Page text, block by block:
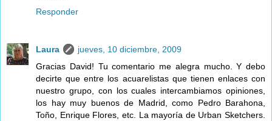
Responder
Laura
jueves, 10 diciembre, 2009
Gracias David! Tu comentario me alegra mucho. Y debo
decirte que entre los acuarelistas que tienen enlaces con
nuestro grupo, con los cuales intercambiamos opiniones,
los hay muy buenos de Madrid, como Pedro Barahona,
Toño, Enrique Flores, etc. La mayoría de Urban Sketchers.